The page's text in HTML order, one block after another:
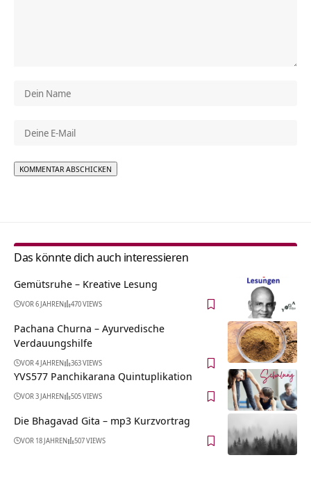
Das könnte dich auch interessieren
Gemütsruhe – Kreative Lesung
VOR 6 JAHREN 470 VIEWS
Pachana Churna – Ayurvedische
Verdauungshilfe
VOR 4 JAHREN 363 VIEWS
YVS577 Panchikarana Quintuplikation
VOR 3 JAHREN 505 VIEWS
Die Bhagavad Gita – mp3 Kurzvortrag
VOR 18 JAHREN 507 VIEWS